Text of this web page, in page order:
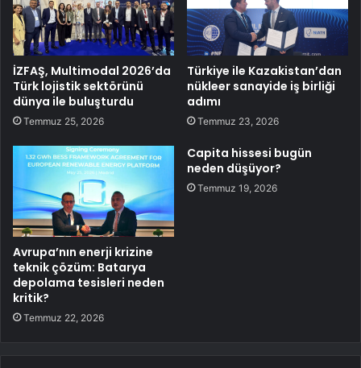
İZFAŞ, Multimodal 2026’da
Türk lojistik sektörünü
dünya ile buluşturdu
Temmuz 25, 2026
Türkiye ile Kazakistan’dan
nükleer sanayide iş birliği
adımı
Temmuz 23, 2026
Avrupa’nın enerji krizine
teknik çözüm: Batarya
depolama tesisleri neden
kritik?
Temmuz 22, 2026
Capita hissesi bugün
neden düşüyor?
Temmuz 19, 2026